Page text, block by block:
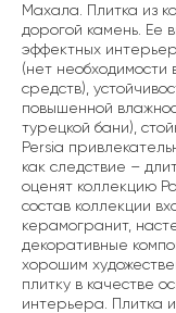
Махала. Плитка из
дорогой камень. Ее
эффектных
(нет
средств),
повышенной
турецкой бани),
Persia
как следствие –
оценят коллекцию
состав коллекции
керамогранит,
декоративные
хорошим
плитку в качестве
интерьера. Плитка